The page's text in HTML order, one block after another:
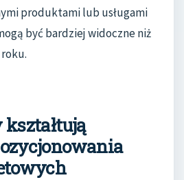
produktami lub usługami
być bardziej widoczne niż